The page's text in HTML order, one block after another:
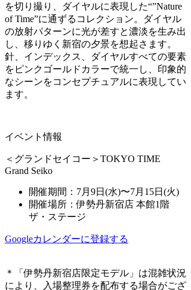
を切り撮り、ダイヤルに表現した“”Nature
of Time”に通ずるコレクション。ダイヤル
の放射パターンに光が差すと濃淡を生み出
し、移りゆく新宿の夕景を想起さます。
針、インデックス、ダイヤルすべての要素
をピンクゴールドカラーで統一し、印象的
なシーンをコンセプチュアルに表現してい
ます。
イベント情報
＜グランドセイコー＞TOKYO TIME
Grand Seiko
開催期間：7月9日(水)〜7月15日(火)
開催場所：伊勢丹新宿店 本館1階
ザ・ステージ
Googleカレンダーに登録する
＊「伊勢丹新宿店限定モデル」は混雑状況
により、入場整理券を配布する場合がござ